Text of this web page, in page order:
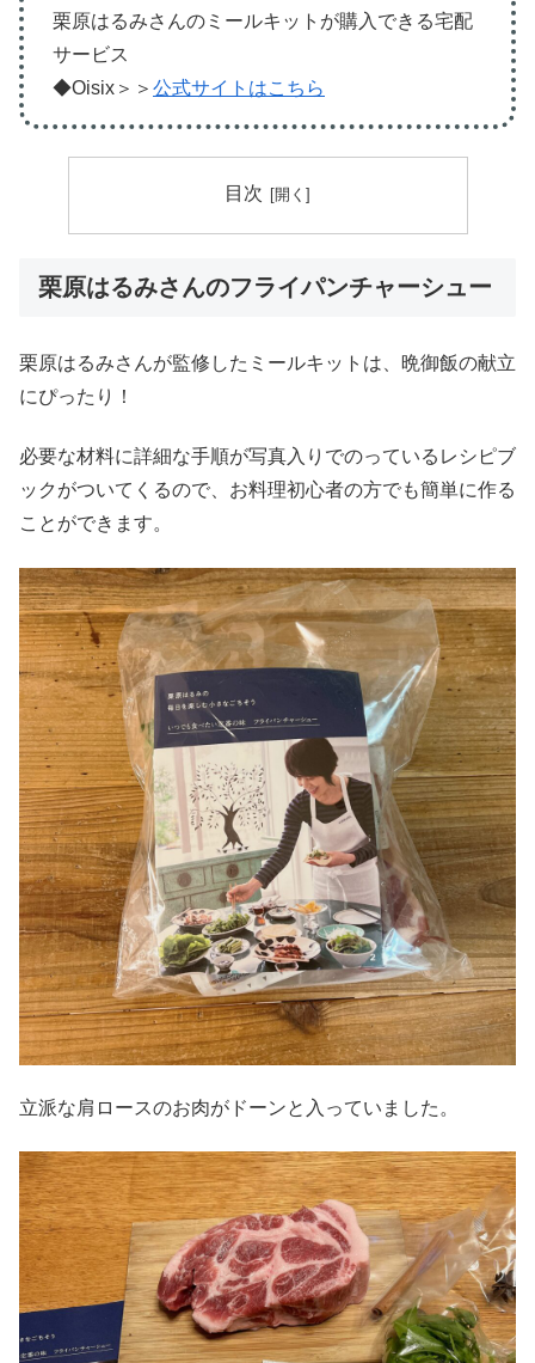
栗原はるみさんのミールキットが購入できる宅配
サービス
◆Oisix＞＞ 公式サイトはこちら
目次
栗原はるみさんのフライパンチャーシュー
栗原はるみさんが監修したミールキットは、晩御飯の献立
にぴったり！
必要な材料に詳細な手順が写真入りでのっているレシピブ
ックがついてくるので、お料理初心者の方でも簡単に作る
ことができます。
立派な肩ロースのお肉がドーンと入っていました。